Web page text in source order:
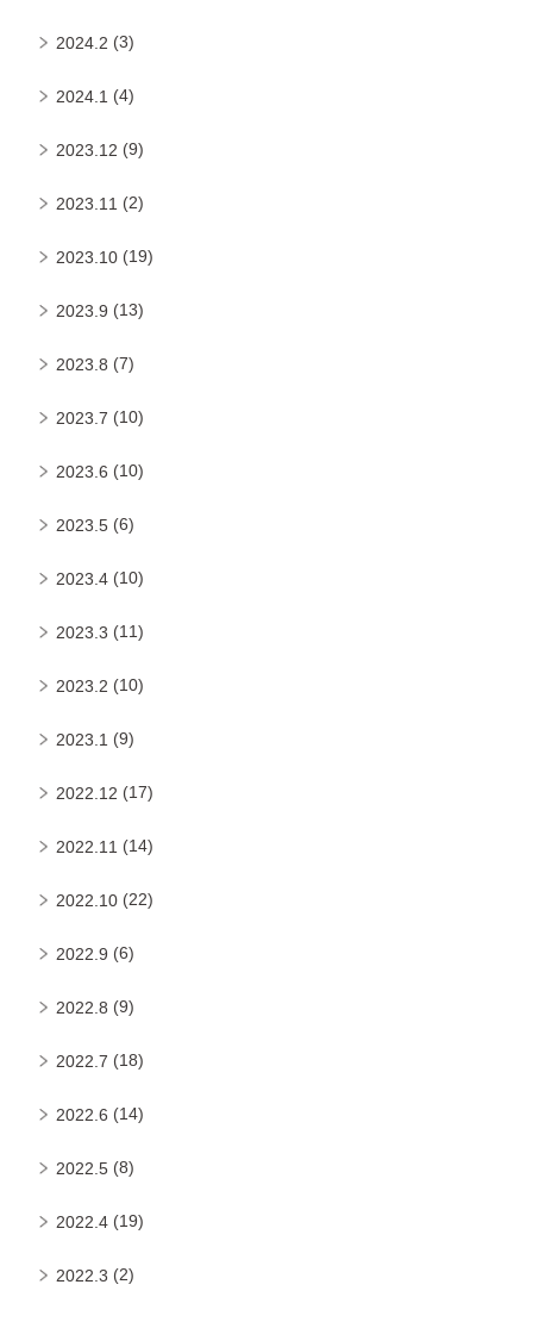
2024.2 (3)
2024.1 (4)
2023.12 (9)
2023.11 (2)
2023.10 (19)
2023.9 (13)
2023.8 (7)
2023.7 (10)
2023.6 (10)
2023.5 (6)
2023.4 (10)
2023.3 (11)
2023.2 (10)
2023.1 (9)
2022.12 (17)
2022.11 (14)
2022.10 (22)
2022.9 (6)
2022.8 (9)
2022.7 (18)
2022.6 (14)
2022.5 (8)
2022.4 (19)
2022.3 (2)